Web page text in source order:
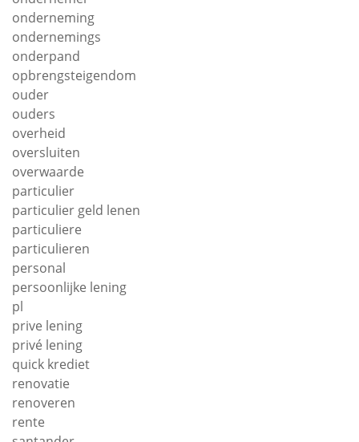
onderneming
ondernemings
onderpand
opbrengsteigendom
ouder
ouders
overheid
oversluiten
overwaarde
particulier
particulier geld lenen
particuliere
particulieren
personal
persoonlijke lening
pl
prive lening
privé lening
quick krediet
renovatie
renoveren
rente